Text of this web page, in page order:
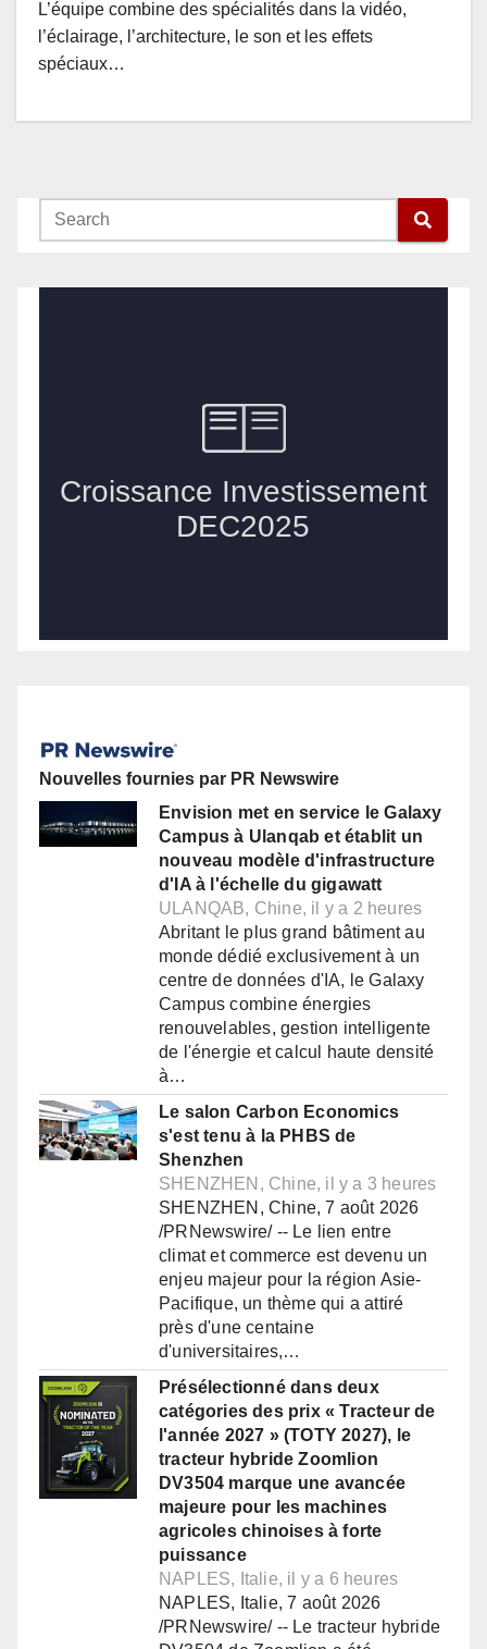
L’équipe combine des spécialités dans la vidéo,
l’éclairage, l’architecture, le son et les effets
spéciaux…
Nouvelles fournies par PR Newswire
Envision met en service le Galaxy
Campus à Ulanqab et établit un
nouveau modèle d'infrastructure
d'IA à l'échelle du gigawatt
ULANQAB, Chine, il y a 2 heures
Abritant le plus grand bâtiment au
monde dédié exclusivement à un
centre de données d'IA, le Galaxy
Campus combine énergies
renouvelables, gestion intelligente
de l'énergie et calcul haute densité
à…
Le salon Carbon Economics
s'est tenu à la PHBS de
Shenzhen
SHENZHEN, Chine, il y a 3 heures
SHENZHEN, Chine, 7 août 2026
/PRNewswire/ -- Le lien entre
climat et commerce est devenu un
enjeu majeur pour la région Asie-
Pacifique, un thème qui a attiré
près d'une centaine
d'universitaires,…
Présélectionné dans deux
catégories des prix « Tracteur de
l'année 2027 » (TOTY 2027), le
tracteur hybride Zoomlion
DV3504 marque une avancée
majeure pour les machines
agricoles chinoises à forte
puissance
NAPLES, Italie, il y a 6 heures
NAPLES, Italie, 7 août 2026
/PRNewswire/ -- Le tracteur hybride